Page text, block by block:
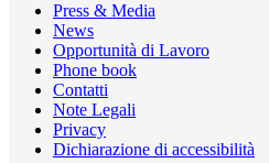
Press & Media
News
Opportunità di Lavoro
Phone book
Contatti
Note Legali
Privacy
Dichiarazione di accessibilità